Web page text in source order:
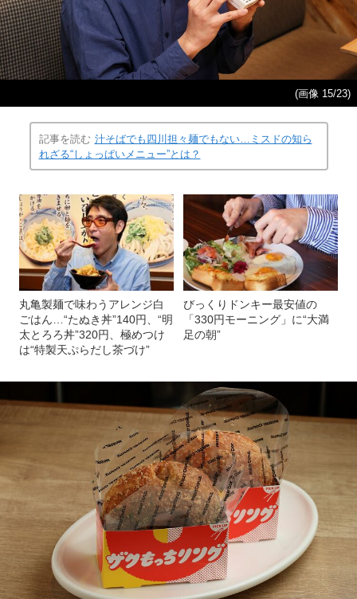
(画像 15/23)
記事を読む 汁そばでも四川担々麺でもない…ミスドの知ら
れざる“しょっぱいメニュー”とは？
丸亀製麺で味わうアレンジ白
ごはん…“たぬき丼”140円、“明
太とろろ丼”320円、極めつけ
は“特製天ぷらだし茶づけ”
びっくりドンキー最安値の
「330円モーニング」に“大満
足の朝”